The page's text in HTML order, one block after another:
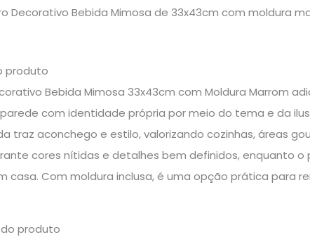
Decorativo Bebida Mimosa de 33x43cm com moldura
produto
Bebida Mimosa 33x43cm com Moldura Marrom
com identidade própria por meio do tema e da
traz aconchego e estilo, valorizando cozinhas, áreas
cores nítidas e detalhes bem definidos, enquanto
casa. Com moldura inclusa, é uma opção prática para
produto